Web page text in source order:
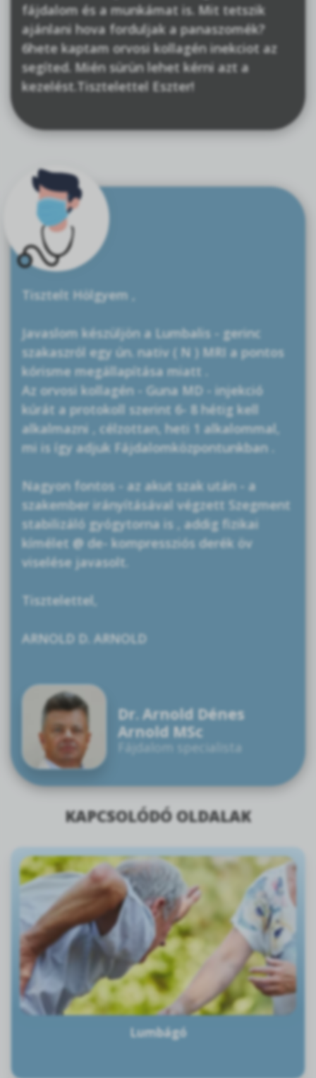
fájdalom és a munkámat is. Mit tetszik
ajánlani hova forduljak a panaszomék?
6hete kaptam orvosi kollagén inekciot az
segíted. Mién sürün lehet kérni azt a
kezelést.Tisztelettel Eszter!
Tisztelt Hölgyem ,
Javaslom készüljön a Lumbalis - gerinc
szakaszról egy ún. nativ ( N ) MRI a pontos
kórisme megállapítása miatt .
Az orvosi kollagén - Guna MD - injekció
kúrát a protokoll szerint 6- 8 hétig kell
alkalmazni , célzottan, heti 1 alkalommal,
mi is így adjuk Fájdalomközpontunkban .
Nagyon fontos - az akut szak után - a
szakember irányításával végzett Szegment
stabilizáló gyógytorna is , addig fizikai
kímélet @ de- kompressziós derék öv
viselése javasolt.
Tisztelettel,
ARNOLD D. ARNOLD
Dr. Arnold Dénes
Arnold MSc
Fájdalom specialista
KAPCSOLÓDÓ OLDALAK
Lumbágó